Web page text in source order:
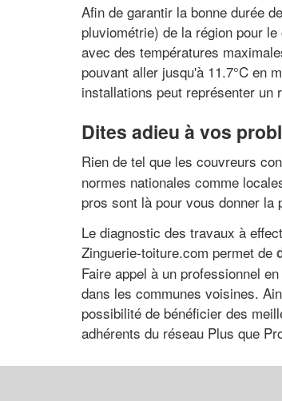
Afin de garantir la bonne durée
pluviométrie) de la région pour
avec des températures
pouvant aller jusqu'à 11.7°C en
installations peut représenter un
Dites adieu à vos
Rien de tel que les couvreurs
normes nationales comme
pros sont là pour vous donner
Le diagnostic des travaux à
Zinguerie-toiture.com permet de
Faire appel à un professionnel
dans les communes voisines.
possibilité de bénéficier des
adhérents du réseau Plus que